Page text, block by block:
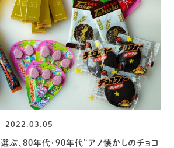
2022.03.05
ぶ、80年代・90年代“アノ懐かしのチョコ